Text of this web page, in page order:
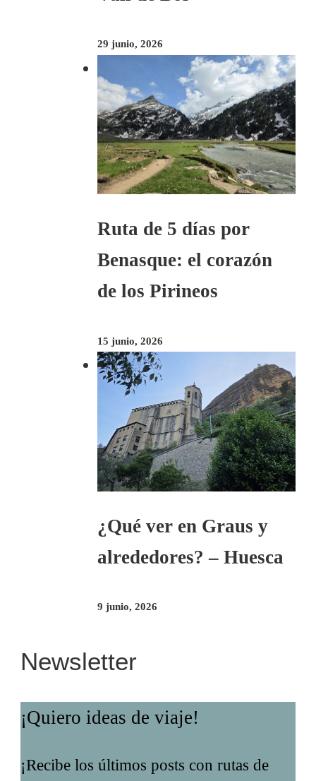
29 junio, 2026
Ruta de 5 días por
Benasque: el corazón
de los Pirineos
15 junio, 2026
¿Qué ver en Graus y
alrededores? – Huesca
9 junio, 2026
Newsletter
¡Quiero ideas de viaje!
¡Recibe los últimos posts con rutas de